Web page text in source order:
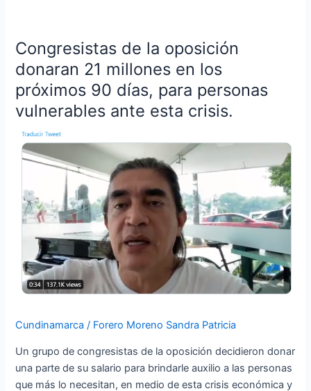
Congresistas de la oposición
donaran 21 millones en los
próximos 90 días, para personas
vulnerables ante esta crisis.
Cundinamarca / Forero Moreno Sandra Patricia
Un grupo de congresistas de la oposición decidieron donar
una parte de su salario para brindarle auxilio a las personas
que más lo necesitan, en medio de esta crisis económica y
Congresistas
de
la
oposición
donaran
21
millones
en
próximos
90
personas
vulnerables
ante
crisis.